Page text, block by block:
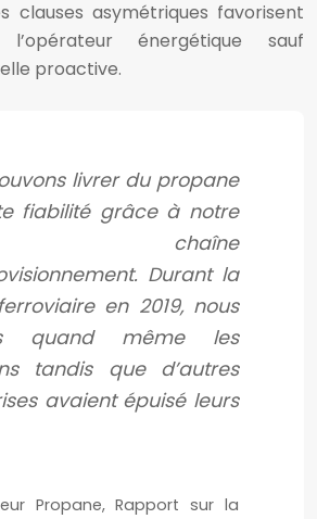
clauses asymétriques favorisent
l’opérateur énergétique sauf
proactive.
livrer du propane
fiabilité grâce à notre
chaîne
Durant la
en 2019, nous
quand même les
tandis que d’autres
avaient épuisé leurs
Propane, Rapport sur la